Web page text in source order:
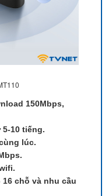
150Mbps,
10 tiếng.
lúc.
chỗ và nhu cầu